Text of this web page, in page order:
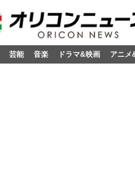
芸能 音楽 ドラマ&映画 アニメ